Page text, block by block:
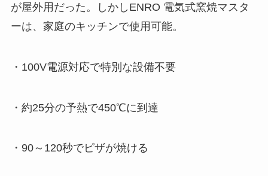
が屋外用だった。しかしENRO 電気式窯焼マスタ
ーは、家庭のキッチンで使用可能。
・100V電源対応で特別な設備不要
・約25分の予熱で450℃に到達
・90～120秒でピザが焼ける